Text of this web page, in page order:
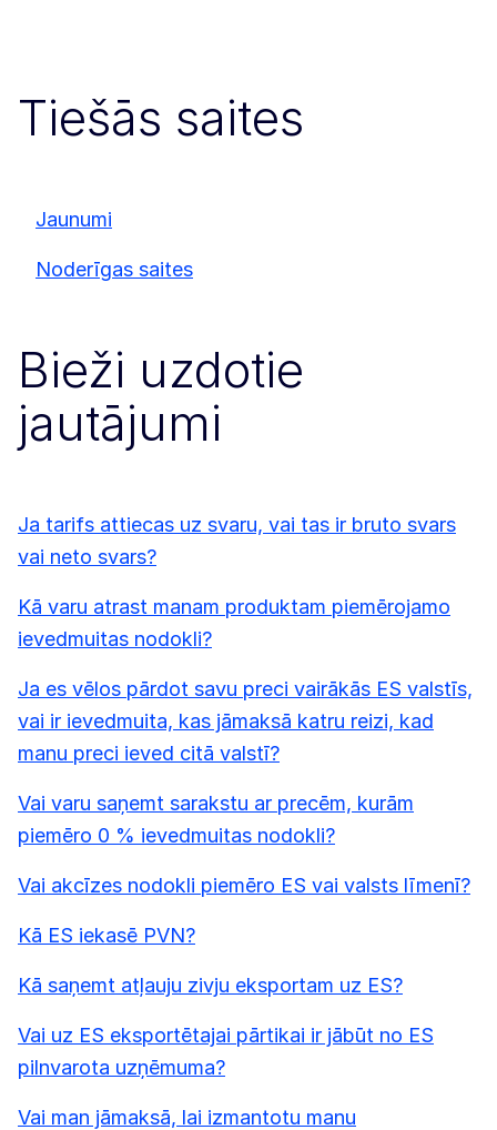
Tiešās saites
Jaunumi
Noderīgas saites
Bieži uzdotie
jautājumi
Ja tarifs attiecas uz svaru, vai tas ir bruto svars
vai neto svars?
Kā varu atrast manam produktam piemērojamo
ievedmuitas nodokli?
Ja es vēlos pārdot savu preci vairākās ES valstīs,
vai ir ievedmuita, kas jāmaksā katru reizi, kad
manu preci ieved citā valstī?
Vai varu saņemt sarakstu ar precēm, kurām
piemēro 0 % ievedmuitas nodokli?
Vai akcīzes nodokli piemēro ES vai valsts līmenī?
Kā ES iekasē PVN?
Kā saņemt atļauju zivju eksportam uz ES?
Vai uz ES eksportētajai pārtikai ir jābūt no ES
pilnvarota uzņēmuma?
Vai man jāmaksā, lai izmantotu manu